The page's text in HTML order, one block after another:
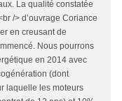
La qualité constatée
/> d’ouvrage Coriance
en creusant de
Nous pourrons
en 2014 avec
(dont
laquelle les moteurs